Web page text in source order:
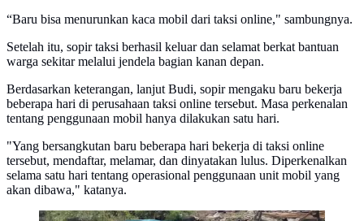
“Baru bisa menurunkan kaca mobil dari taksi online," sambungnya.
Setelah itu, sopir taksi berhasil keluar dan selamat berkat bantuan
warga sekitar melalui jendela bagian kanan depan.
Berdasarkan keterangan, lanjut Budi, sopir mengaku baru bekerja
beberapa hari di perusahaan taksi online tersebut. Masa perkenalan
tentang penggunaan mobil hanya dilakukan satu hari.
"Yang bersangkutan baru beberapa hari bekerja di taksi online
tersebut, mendaftar, melamar, dan dinyatakan lulus. Diperkenalkan
selama satu hari tentang operasional penggunaan unit mobil yang
akan dibawa," katanya.